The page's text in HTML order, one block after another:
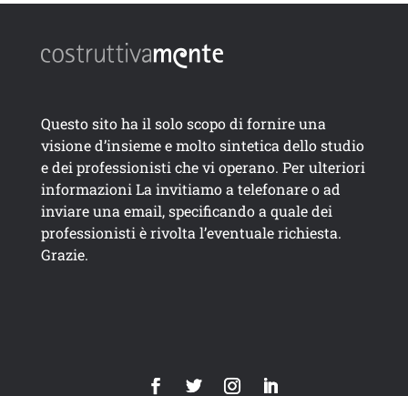
Questo sito ha il solo scopo di fornire una
visione d’insieme e molto sintetica dello studio
e dei professionisti che vi operano. Per ulteriori
informazioni La invitiamo a telefonare o ad
inviare una email, specificando a quale dei
professionisti è rivolta l’eventuale richiesta.
Grazie.